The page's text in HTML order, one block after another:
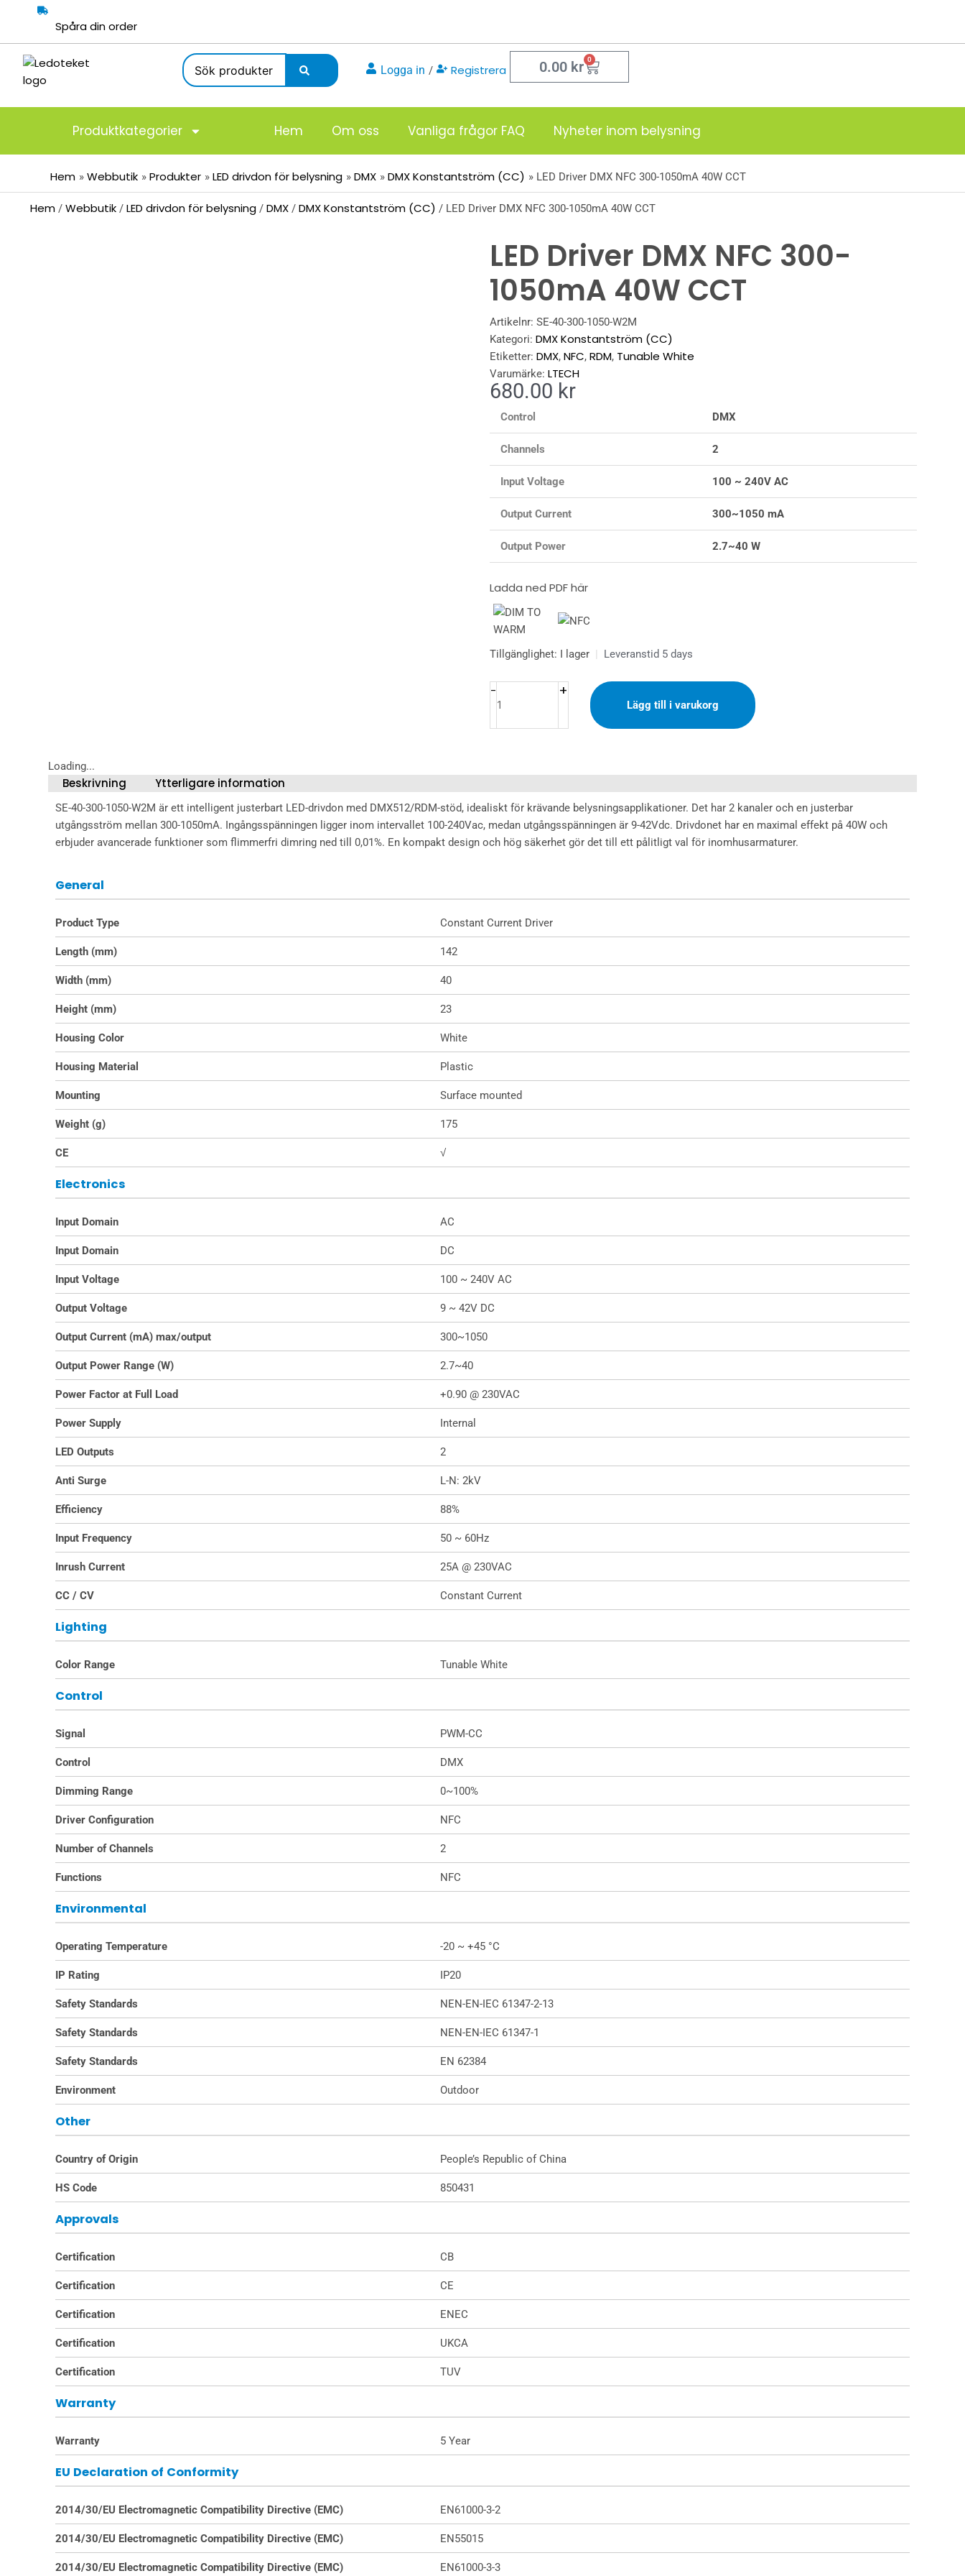
innehåll
Spåra din order
Search
...
Logga in / Registrera 0.00 kr 0
Varukorg
Produktkategorier Hem Om oss Vanliga frågor FAQ Nyheter inom belysning
Hem Webbutik Produkter LED drivdon för belysning DMX DMX Konstantström (CC) LED Driver DMX NFC 300-1050mA 40W CCT
Hem / Webbutik / LED drivdon för belysning / DMX / DMX Konstantström (CC) / LED Driver DMX NFC 300-1050mA 40W CCT
LED Driver DMX NFC 300-
1050mA 40W CCT
Artikelnr: SE-40-300-1050-W2M
Kategori: DMX Konstantström (CC)
Etiketter: DMX, NFC, RDM, Tunable White
Varumärke: LTECH
680.00 kr
Control DMX
Channels 2
Input Voltage 100 ~ 240V AC
Output Current 300~1050 mA
Output Power 2.7~40 W
Ladda ned PDF här
Tillgänglighet: I lager | Leveranstid 5 days
-
LED
DMX
NFC
CCT
mängd
+
Lägg till i varukorg
Loading...
Beskrivning Ytterligare information
SE-40-300-1050-W2M är ett intelligent justerbart LED-drivdon med DMX512/RDM-stöd, idealiskt för krävande belysningsapplikationer. Det har 2 kanaler och en justerbar
utgångsström mellan 300-1050mA. Ingångsspänningen ligger inom intervallet 100-240Vac, medan utgångsspänningen är 9-42Vdc. Drivdonet har en maximal effekt på 40W och
erbjuder avancerade funktioner som flimmerfri dimring ned till 0,01%. En kompakt design och hög säkerhet gör det till ett pålitligt val för inomhusarmaturer.
General
Product Type Constant Current Driver
Length (mm) 142
Width (mm) 40
Height (mm) 23
Housing Color White
Housing Material Plastic
Mounting Surface mounted
Weight (g) 175
CE √
Electronics
Input Domain AC
Input Domain DC
Input Voltage 100 ~ 240V AC
Output Voltage 9 ~ 42V DC
Output Current (mA) max/output 300~1050
Output Power Range (W) 2.7~40
Power Factor at Full Load +0.90 @ 230VAC
Power Supply Internal
LED Outputs 2
Anti Surge L-N: 2kV
Efficiency 88%
Input Frequency 50 ~ 60Hz
Inrush Current 25A @ 230VAC
CC / CV Constant Current
Lighting
Color Range Tunable White
Control
Signal PWM-CC
Control DMX
Dimming Range 0~100%
Driver Configuration NFC
Number of Channels 2
Functions NFC
Environmental
Operating Temperature -20 ~ +45 °C
IP Rating IP20
Safety Standards NEN-EN-IEC 61347-2-13
Safety Standards NEN-EN-IEC 61347-1
Safety Standards EN 62384
Environment Outdoor
Other
Country of Origin People’s Republic of China
HS Code 850431
Approvals
Certification CB
Certification CE
Certification ENEC
Certification UKCA
Certification TUV
Warranty
Warranty 5 Year
EU Declaration of Conformity
2014/30/EU Electromagnetic Compatibility Directive (EMC) EN61000-3-2
2014/30/EU Electromagnetic Compatibility Directive (EMC) EN55015
2014/30/EU Electromagnetic Compatibility Directive (EMC) EN61000-3-3